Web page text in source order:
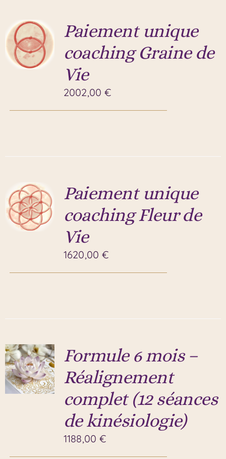
Paiement unique
coaching Graine de
Vie
2002,00 €
Paiement unique
coaching Fleur de
Vie
1620,00 €
Formule 6 mois –
Réalignement
complet (12 séances
de kinésiologie)
1188,00 €